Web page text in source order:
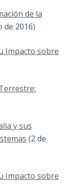
de la
de 2016)
Impacto sobre
y sus
(2 de
Impacto sobre